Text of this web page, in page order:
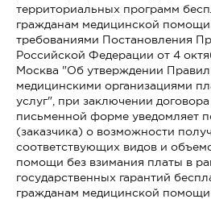
территориальных программ
гражданам медицинской помощи.
требованиями Постановления
Российской Федерации от 4
Москва "Об утверждении Правил
медицинскими организациями
услуг", при заключении
письменной форме уведомляет
(заказчика) о возможности
соответствующих видов и
помощи без взимания платы в
государственных гарантий
гражданам медицинской